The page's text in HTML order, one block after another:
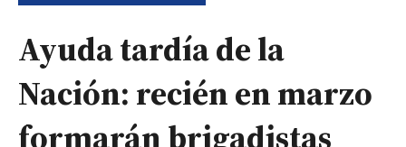
Ayuda tardía de la
Nación: recién en marzo
formarán brigadistas